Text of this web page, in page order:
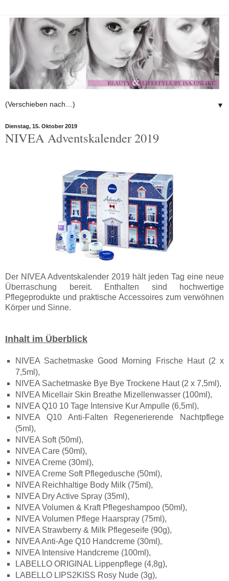
▼
Dienstag, 15. Oktober 2019
NIVEA Adventskalender 2019
Der NIVEA Adventskalender 2019 hält jeden Tag eine neue
Überraschung bereit. Enthalten sind hochwertige
Pflegeprodukte und praktische Accessoires zum verwöhnen
Körper und Sinne.
Inhalt im Überblick
NIVEA Sachetmaske Good Morning Frische Haut (2 x
7,5ml),
NIVEA Sachetmaske Bye Bye Trockene Haut (2 x 7,5ml),
NIVEA Micellair Skin Breathe Mizellenwasser (100ml),
NIVEA Q10 10 Tage Intensive Kur Ampulle (6,5ml),
NIVEA Q10 Anti-Falten Regenerierende Nachtpflege
(5ml),
NIVEA Soft (50ml),
NIVEA Care (50ml),
NIVEA Creme (30ml),
NIVEA Creme Soft Pflegedusche (50ml),
NIVEA Reichhaltige Body Milk (75ml),
NIVEA Dry Active Spray (35ml),
NIVEA Volumen & Kraft Pflegeshampoo (50ml),
NIVEA Volumen Pflege Haarspray (75ml),
NIVEA Strawberry & Milk Pflegeseife (90g),
NIVEA Anti-Age Q10 Handcreme (30ml),
NIVEA Intensive Handcreme (100ml),
LABELLO ORIGINAL Lippenpflege (4,8g),
LABELLO LIPS2KISS Rosy Nude (3g),